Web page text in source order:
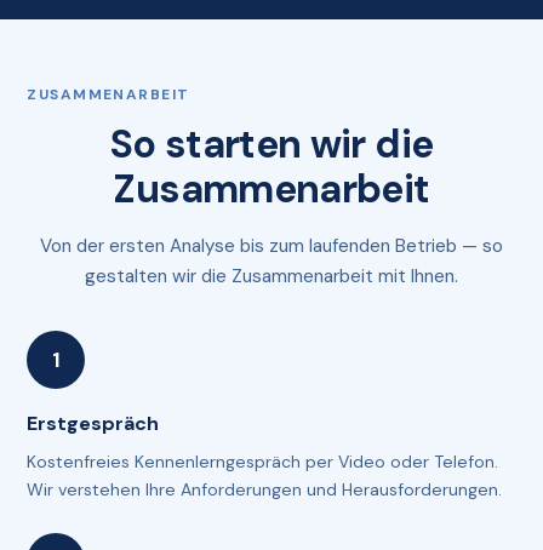
ZUSAMMENARBEIT
So starten wir die
Zusammenarbeit
Von der ersten Analyse bis zum laufenden Betrieb — so
gestalten wir die Zusammenarbeit mit Ihnen.
Erstgespräch
Kostenfreies Kennenlerngespräch per Video oder Telefon.
Wir verstehen Ihre Anforderungen und Herausforderungen.